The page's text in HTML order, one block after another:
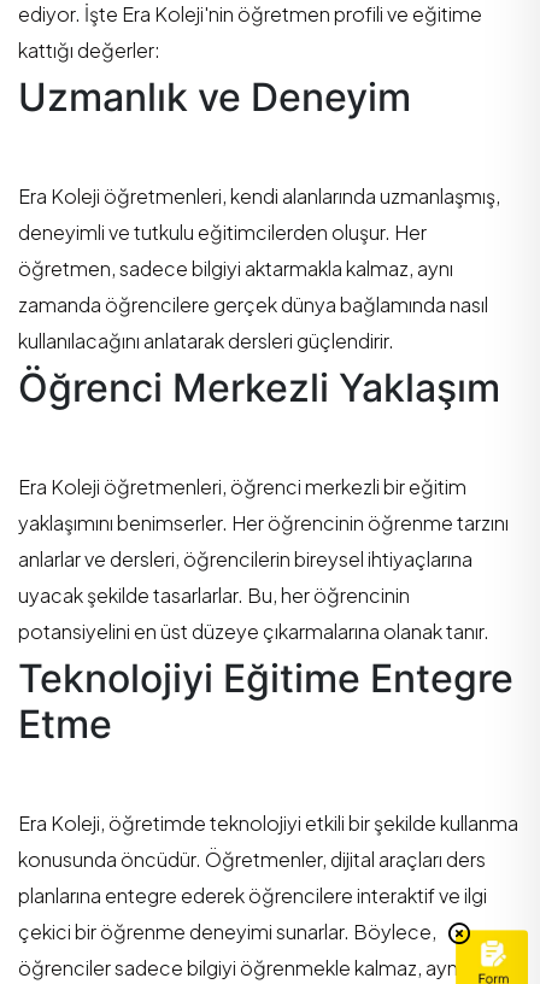
ediyor. İşte Era Koleji'nin öğretmen profili ve eğitime
kattığı değerler:
Uzmanlık ve Deneyim
Era Koleji öğretmenleri, kendi alanlarında uzmanlaşmış,
deneyimli ve tutkulu eğitimcilerden oluşur. Her
öğretmen, sadece bilgiyi aktarmakla kalmaz, aynı
zamanda öğrencilere gerçek dünya bağlamında nasıl
kullanılacağını anlatarak dersleri güçlendirir.
Öğrenci Merkezli Yaklaşım
Era Koleji öğretmenleri, öğrenci merkezli bir eğitim
yaklaşımını benimserler. Her öğrencinin öğrenme tarzını
anlarlar ve dersleri, öğrencilerin bireysel ihtiyaçlarına
uyacak şekilde tasarlarlar. Bu, her öğrencinin
potansiyelini en üst düzeye çıkarmalarına olanak tanır.
Teknolojiyi Eğitime Entegre
Etme
Era Koleji, öğretimde teknolojiyi etkili bir şekilde kullanma
konusunda öncüdür. Öğretmenler, dijital araçları ders
planlarına entegre ederek öğrencilere interaktif ve ilgi
çekici bir öğrenme deneyimi sunarlar. Böylece,
öğrenciler sadece bilgiyi öğrenmekle kalmaz, aynı